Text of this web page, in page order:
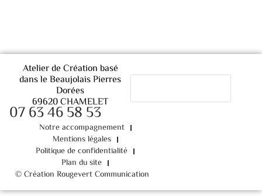
Atelier de Création basé
dans le Beaujolais Pierres
Dorées
69620 CHAMELET
07 63 46 58 53
Notre accompagnement
Mentions légales
Politique de confidentialité
Plan du site
© Création Rougevert Communication